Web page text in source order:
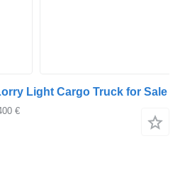
Light Cargo Truck for Sale
€